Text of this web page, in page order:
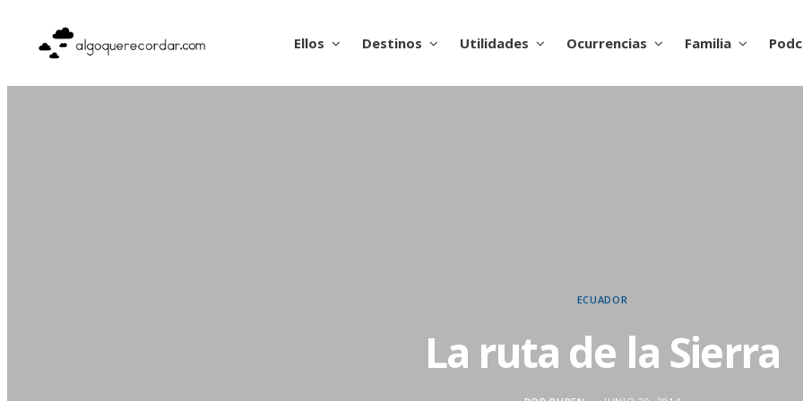
Ellos Destinos Utilidades Ocurrencias Familia
ECUADOR
La ruta de la Sierra